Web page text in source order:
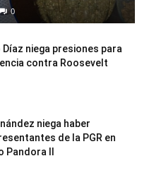
0
niega presiones para
contra Roosevelt
niega haber
de la PGR en
Pandora II